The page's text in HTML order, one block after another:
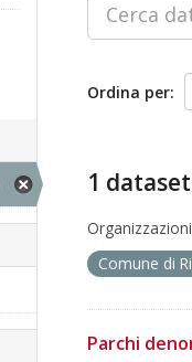
Ordina per
1
Comune di
Parchi